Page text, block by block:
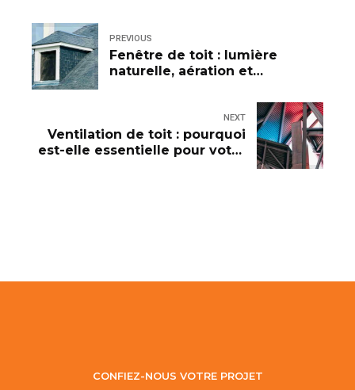
PREVIOUS
Fenêtre de toit : lumière
naturelle, aération et
NEXT
Ventilation de toit : pourquoi
est-elle essentielle pour votre
CONFIEZ-NOUS VOTRE PROJET